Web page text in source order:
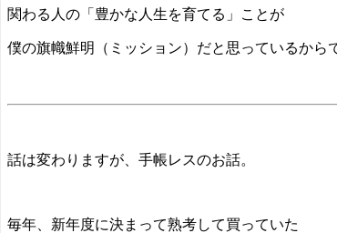
関わる人の「豊かな人生を育てる」ことが
僕の旗幟鮮明（ミッション）だと思っているから
話は変わりますが、手帳レスのお話。
毎年、新年度に決まって熟考して買っていた